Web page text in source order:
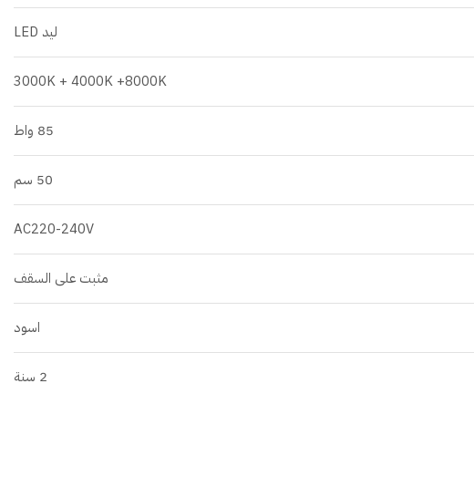
ليد LED
3000K + 4000K +8000K
85 واط
50 سم
AC220-240V
مثبت على السقف
اسود
2 سنة